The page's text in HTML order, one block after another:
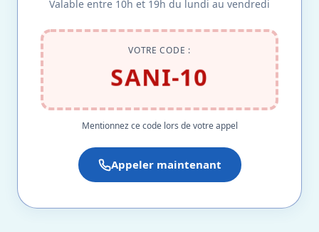
Valable entre 10h et 19h du lundi au vendredi
VOTRE CODE :
SANI-10
Mentionnez ce code lors de votre appel
Appeler maintenant